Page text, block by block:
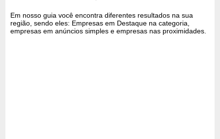
Em nosso guia você encontra diferentes resultados na sua
região, sendo eles: Empresas em Destaque na categoria,
empresas em anúncios simples e empresas nas proximidades.